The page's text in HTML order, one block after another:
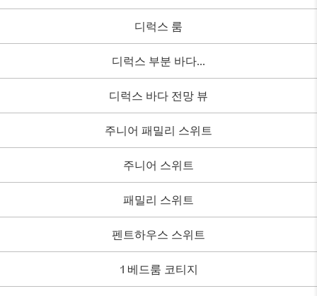
디럭스 룸
디럭스 부분 바다...
디럭스 바다 전망 뷰
주니어 패밀리 스위트
주니어 스위트
패밀리 스위트
펜트하우스 스위트
1 베드룸 코티지